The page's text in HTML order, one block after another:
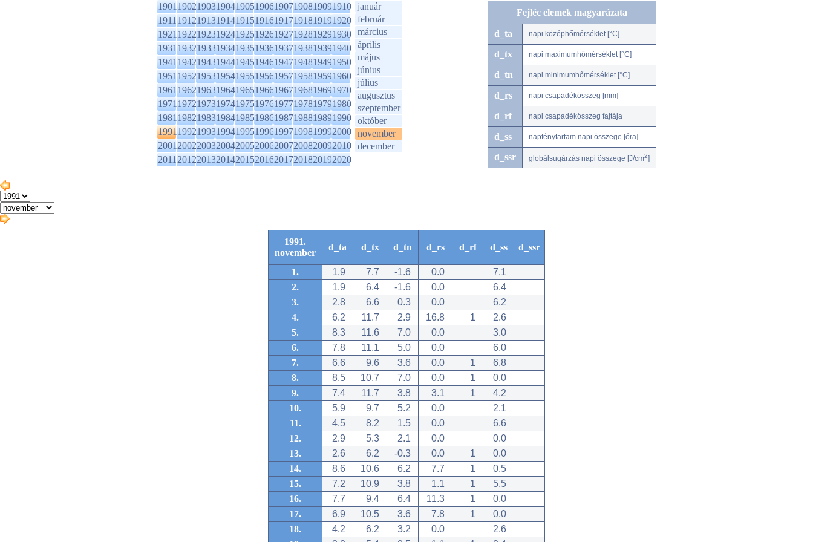
1901190219031904190519061907190819091910
1911191219131914191519161917191819191920
1921192219231924192519261927192819291930
1931193219331934193519361937193819391940
1941194219431944194519461947194819491950
1951195219531954195519561957195819591960
1961196219631964196519661967196819691970
1971197219731974197519761977197819791980
1981198219831984198519861987198819891990
1991199219931994199519961997199819992000
2001200220032004200520062007200820092010
2011201220132014201520162017201820192020
január
február
március
április
május
június
július
augusztus
szeptember
október
november
december
Fejléc elemek magyarázata
d_ta napi középhőmérséklet [°C]
d_tx napi maximumhőmérséklet [°C]
d_tn napi minimumhőmérséklet [°C]
d_rs napi csapadékösszeg [mm]
d_rf napi csapadékösszeg fajtája
d_ss napfénytartam napi összege [óra]
d_ssr globálsugárzás napi összege [J/cm2]
1991.
november
d_ta d_tx d_tn d_rs d_rf d_ss d_ssr
1. 1.9 7.7 -1.6 0.0
7.1
2.
1.9 6.4 -1.6 0.0
6.4
3.
2.8 6.6 0.3 0.0
6.2
4.
6.2 11.7 2.9 16.8 1
2.6
5.
8.3 11.6 7.0 0.0
3.0
6.
7.8 11.1 5.0 0.0
6.0
7.
6.6 9.6 3.6 0.0 1
6.8
8.
8.5 10.7 7.0 0.0 1
0.0
9.
7.4 11.7 3.8 3.1 1
4.2
10.
5.9 9.7 5.2 0.0
2.1
11.
4.5 8.2 1.5 0.0
6.6
12.
2.9 5.3 2.1 0.0
0.0
13.
2.6 6.2 -0.3 0.0 1
0.0
14.
8.6 10.6 6.2 7.7 1
0.5
15.
7.2 10.9 3.8 1.1 1
5.5
16.
7.7 9.4 6.4 11.3 1
0.0
17.
6.9 10.5 3.6 7.8 1
0.0
18.
4.2 6.2 3.2 0.0
2.6